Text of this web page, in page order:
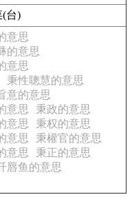
(台)
意思
的意思
意思
秉性聰慧的意思
意的意思
意思
秉政的意思
意思
秉权的意思
意思
秉權官的意思
意思
秉正的意思
唇鱼的意思